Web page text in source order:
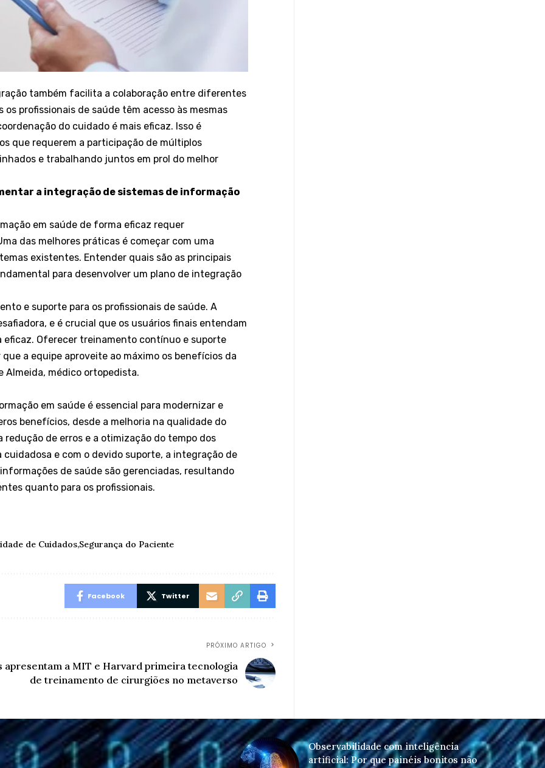
também facilita a colaboração entre diferentes
profissionais de saúde têm acesso às mesmas
do cuidado é mais eficaz. Isso é
que requerem a participação de múltiplos
e trabalhando juntos em prol do melhor
a integração de sistemas de informação
em saúde de forma eficaz requer
das melhores práticas é começar com uma
existentes. Entender quais são as principais
para desenvolver um plano de integração
e suporte para os profissionais de saúde. A
e é crucial que os usuários finais entendam
Oferecer treinamento contínuo e suporte
a equipe aproveite ao máximo os benefícios da
Almeida, médico ortopedista.
em saúde é essencial para modernizar e
benefícios, desde a melhoria na qualidade do
de erros e a otimização do tempo dos
e com o devido suporte, a integração de
de saúde são gerenciadas, resultando
quanto para os profissionais.
de Cuidados Segurança do Paciente
Facebook Twitter
PRÓXIMO ARTIGO
apresentam a MIT e Harvard primeira tecnologia
de treinamento de cirurgiões no metaverso
Observabilidade com inteligência
artificial: Por que painéis bonitos não